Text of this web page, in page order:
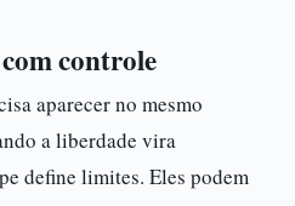
controle
aparecer no mesmo
a liberdade vira
define limites. Eles podem